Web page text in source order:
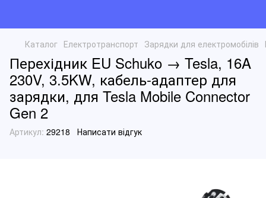
Каталог Електротранспорт Зарядки для електромобілів
Перехідник EU Schuko → Tesla, 16A
230V, 3.5KW, кабель-адаптер для
зарядки, для Tesla Mobile Connector
Gen 2
Артикул: 29218 Написати відгук